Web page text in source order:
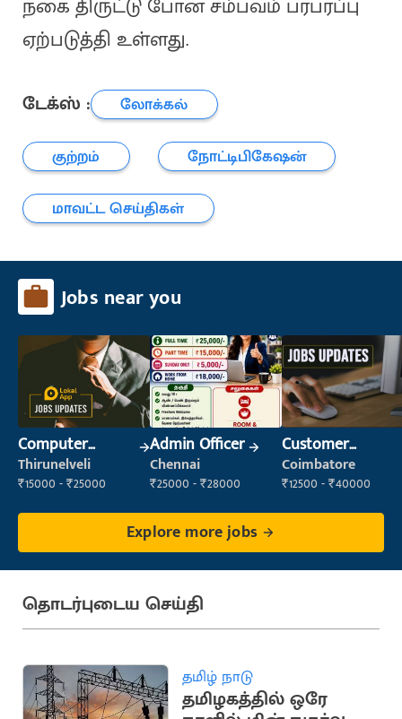
நகை திருட்டு போன சம்பவம் பரபரப்பு
ஏற்படுத்தி உள்ளது.
டேக்ஸ் :
லோக்கல்
குற்றம்
நோட்டிபிகேஷன்
மாவட்ட செய்திகள்
Jobs near you
Computer
Operator
Thirunelveli
₹15000 - ₹25000
Admin Officer
Chennai
₹25000 - ₹28000
Customer
Support Officer
Coimbatore
₹12500 - ₹40000
Explore more jobs
தொடர்புடைய செய்தி
தமிழ் நாடு
தமிழகத்தில் ஒரே